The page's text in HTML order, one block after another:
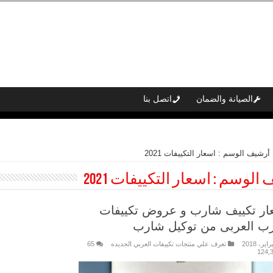
الصيانة والضمان اتصل بنا
أرشيف الوسم : اسعار التكييفات 2021
الوسم : اسعار التكييفات 2021
تكييف شارب و عروض تكييفات
العربى من توكيل شارب
تعرف علي منتجات تكييفات العربي الجديده
65